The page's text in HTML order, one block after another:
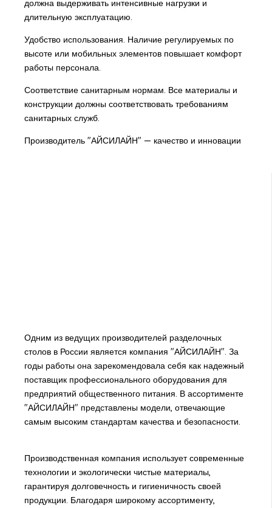
должна выдерживать интенсивные нагрузки и
длительную эксплуатацию.
Удобство использования. Наличие регулируемых по
высоте или мобильных элементов повышает комфорт
работы персонала.
Соответствие санитарным нормам. Все материалы и
конструкции должны соответствовать требованиям
санитарных служб.
Производитель "АЙСИЛАЙН" — качество и инновации
Одним из ведущих производителей разделочных
столов в России является компания "АЙСИЛАЙН". За
годы работы она зарекомендовала себя как надежный
поставщик профессионального оборудования для
предприятий общественного питания. В ассортименте
"АЙСИЛАЙН" представлены модели, отвечающие
самым высоким стандартам качества и безопасности.
Производственная компания использует современные
технологии и экологически чистые материалы,
гарантируя долговечность и гигиеничность своей
продукции. Благодаря широкому ассортименту,